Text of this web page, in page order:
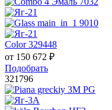
Color 329448
от 150 672 ₽
Подобрать
321796